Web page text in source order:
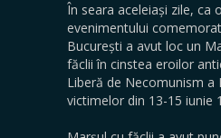
În seara aceleiași zile, ca
evenimentului
București a avut loc un
făclii în cinstea eroilor
Liberă de Necomunism a
victimelor din 13-15 iunie